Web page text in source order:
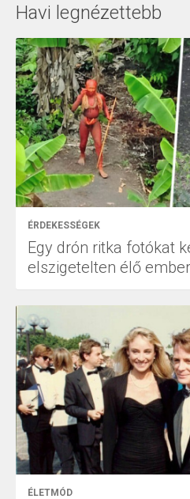
Havi legnézettebb
ÉRDEKESSÉGEK
Egy drón ritka fotókat
elszigetelten élő
ÉLETMÓD